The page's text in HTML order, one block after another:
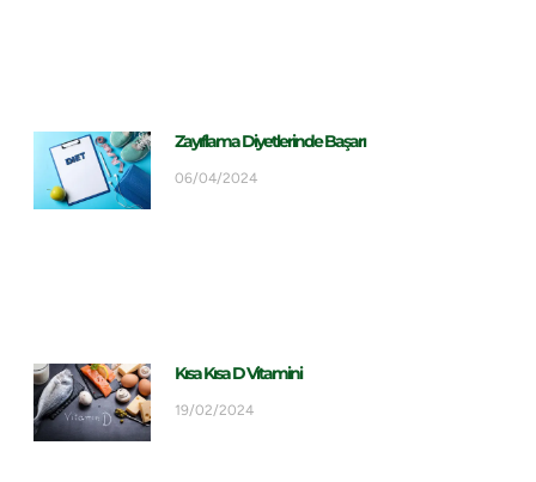
Zayıflama Diyetlerinde Başarı
06/04/2024
Kısa Kısa D Vitamini
19/02/2024